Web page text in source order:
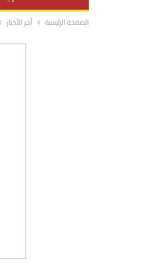
الصفحة الرئيسية أخر الأخبار